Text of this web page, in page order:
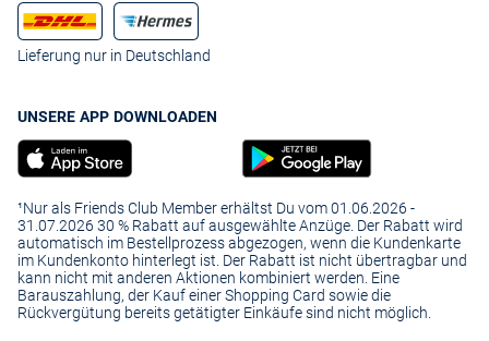
Lieferung nur in Deutschland
UNSERE APP DOWNLOADEN
¹Nur als Friends Club Member erhältst Du vom 01.06.2026 -
31.07.2026 30 % Rabatt auf ausgewählte Anzüge. Der Rabatt wird
automatisch im Bestellprozess abgezogen, wenn die Kundenkarte
im Kundenkonto hinterlegt ist. Der Rabatt ist nicht übertragbar und
kann nicht mit anderen Aktionen kombiniert werden. Eine
Barauszahlung, der Kauf einer Shopping Card sowie die
Rückvergütung bereits getätigter Einkäufe sind nicht möglich.